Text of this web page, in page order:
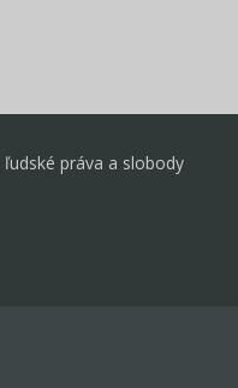
ľudské práva a slobody